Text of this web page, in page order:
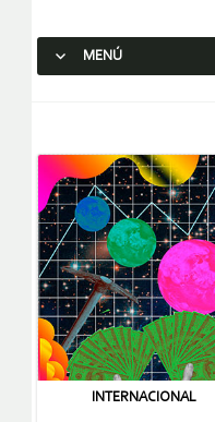
MENÚ
INTERNACIONAL